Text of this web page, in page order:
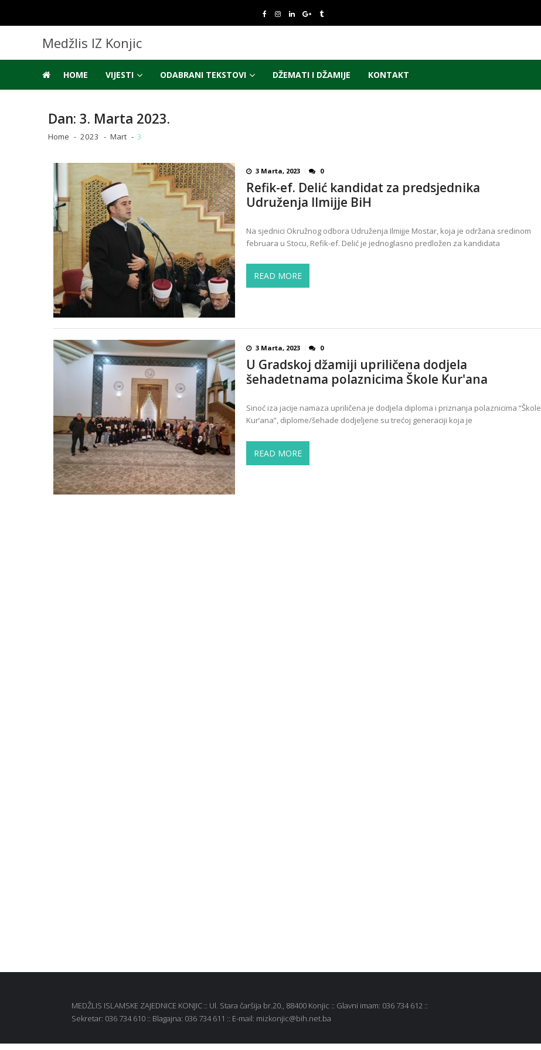
navigation
content
Medžlis IZ Konjic
HOME VIJESTI ODABRANI TEKSTOVI DŽEMATI I DŽAMIJE KONTAKT
Dan: 3. Marta 2023.
Home 2023 Mart 3
3 Marta, 2023 0
Refik-ef. Delić kandidat za predsjednika
Udruženja Ilmijje BiH
Na sjednici Okružnog odbora Udruženja Ilmijje Mostar, koja je održana sredinom
februara u Stocu, Refik-ef. Delić je jednoglasno predložen za kandidata
READ MORE
3 Marta, 2023 0
U Gradskoj džamiji upriličena dodjela
šehadetnama polaznicima Škole Kur'ana
Sinoć iza jacije namaza upriličena je dodjela diploma i priznanja polaznicima “Škole
Kur’ana”, diplome/šehade dodjeljene su trećoj generaciji koja je
READ MORE
MEDŽLIS ISLAMSKE ZAJEDNICE KONJIC :: Ul. Stara čaršija br.20., 88400 Konjic :: Glavni imam: 036 734 612 ::
Sekretar: 036 734 610 :: Blagajna: 036 734 611 :: E-mail: mizkonjic@bih.net.ba